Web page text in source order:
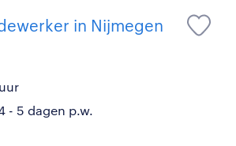
in Nijmegen
- 5 dagen p.w.